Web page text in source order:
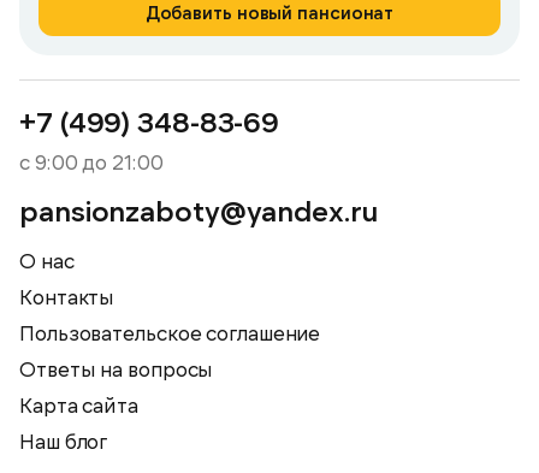
Добавить новый пансионат
+7 (499) 348-83-69
с 9:00 до 21:00
pansionzaboty@yandex.ru
О нас
Контакты
Пользовательское соглашение
Ответы на вопросы
Карта сайта
Наш блог